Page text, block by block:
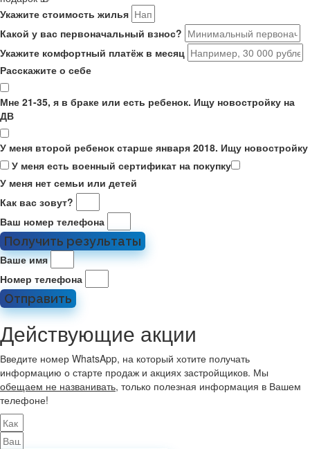
Укажите стоимость жилья
Какой у вас первоначальный взнос?
Укажите комфортный платёж в месяц
Расскажите о себе
Мне 21-35, я в браке или есть ребенок. Ищу новостройку на
ДВ
У меня второй ребенок старше января 2018. Ищу новостройку
У меня есть военный сертификат на покупку
У меня нет семьи или детей
Как вас зовут?
Ваш номер телефона
Получить результаты
Ваше имя
Номер телефона
Отправить
Действующие акции
Введите номер WhatsApp, на который хотите получать
информацию о старте продаж и акциях застройщиков. Мы
обещаем не названивать, только полезная информация в Вашем
телефоне!